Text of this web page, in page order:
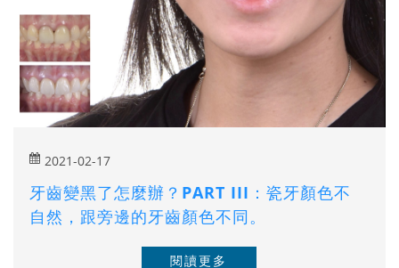
2021-02-17
牙齒變黑了怎麼辦？PART III：瓷牙顏色不
自然，跟旁邊的牙齒顏色不同。
閱讀更多